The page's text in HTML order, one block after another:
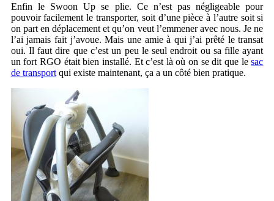
Enfin le Swoon Up se plie. Ce n’est pas négligeable pour
pouvoir facilement le transporter, soit d’une pièce à l’autre soit si
on part en déplacement et qu’on veut l’emmener avec nous. Je ne
l’ai jamais fait j’avoue. Mais une amie à qui j’ai prêté le transat
oui. Il faut dire que c’est un peu le seul endroit ou sa fille ayant
un fort RGO était bien installé. Et c’est là où on se dit que lesac
de transportqui existe maintenant, ça a un côté bien pratique.